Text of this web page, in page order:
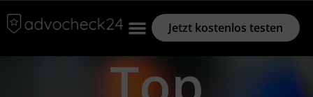
Jetzt kostenlos testen